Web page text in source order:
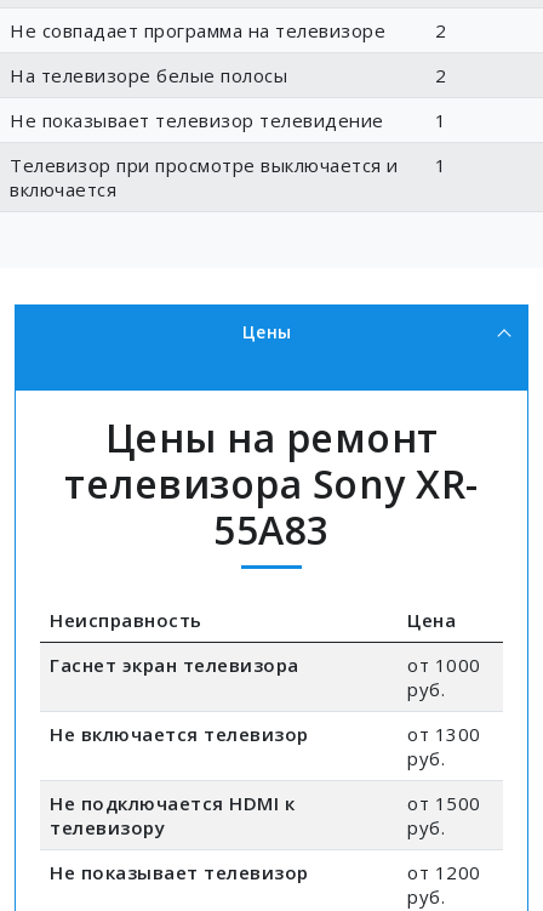
Не совпадает программа на телевизоре
2
На телевизоре белые полосы
2
Не показывает телевизор телевидение
1
Телевизор при просмотре выключается и
включается
1
Цены
Цены на ремонт
телевизора Sony XR-
55A83
Неисправность
Цена
Гаснет экран телевизора
от 1000
руб.
Не включается телевизор
от 1300
руб.
Не подключается HDMI к
телевизору
от 1500
руб.
Не показывает телевизор
от 1200
руб.